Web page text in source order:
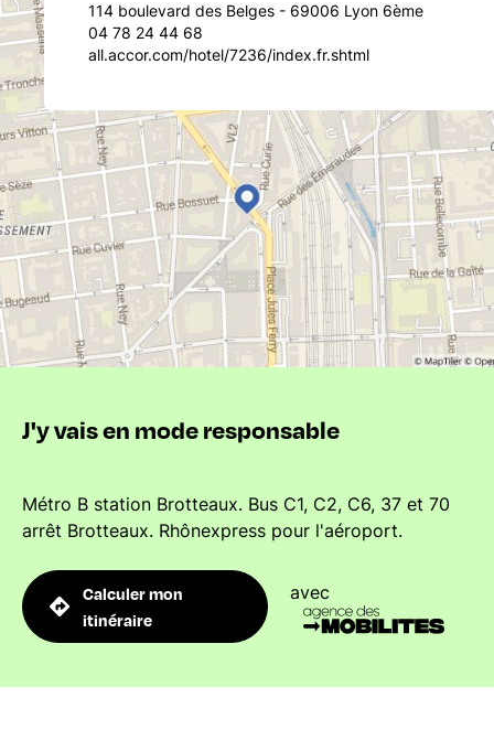
114 boulevard des Belges - 69006 Lyon 6ème
04 78 24 44 68
all.accor.com/hotel/7236/index.fr.shtml
J'y vais en mode responsable
Métro B station Brotteaux. Bus C1, C2, C6, 37 et 70
arrêt Brotteaux. Rhônexpress pour l'aéroport.
Calculer mon
itinéraire
avec